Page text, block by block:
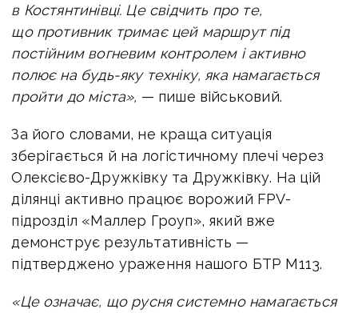
в Костянтинівці. Це свідчить про те,
що противник тримає цей маршрут під
постійним вогневим контролем і активно
полює на будь-яку техніку, яка намагається
пройти до міста», — пише військовий.
За його словами, не краща ситуація
зберігається й на логістичному плечі через
Олексієво-Дружківку та Дружківку. На цій
ділянці активно працює ворожий FPV-
підрозділ «Маллер Гроуп», який вже
демонструє результативність —
підтверджено ураження нашого БТР М113.
«Це означає, що русня системно намагається